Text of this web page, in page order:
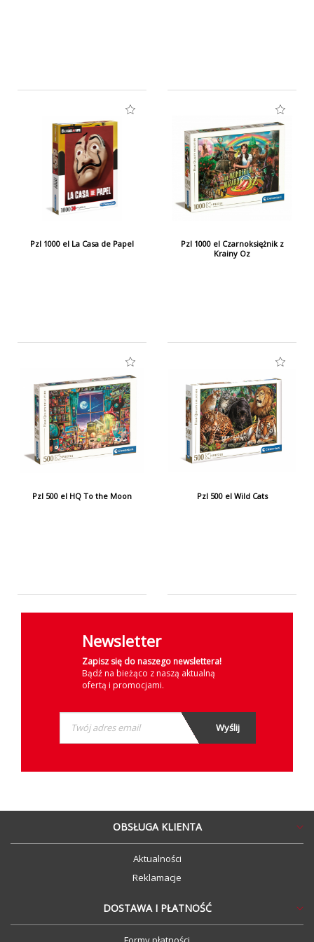
62019 Recanati (MC), Italy
assistenza@clementoni.it
www. clementoni.com
Tel. +39 071 75811
Pzl 1000 el La Casa de Papel
Pzl 1000 el Czarnoksiężnik z
Krainy Oz
Pzl 500 el HQ To the Moon Pzl 500 el Wild Cats
Newsletter
Zapisz się do naszego newslettera!
Bądź na bieżąco z naszą aktualną
ofertą i promocjami.
OBSŁUGA KLIENTA
Aktualności
Reklamacje
DOSTAWA I PŁATNOŚĆ